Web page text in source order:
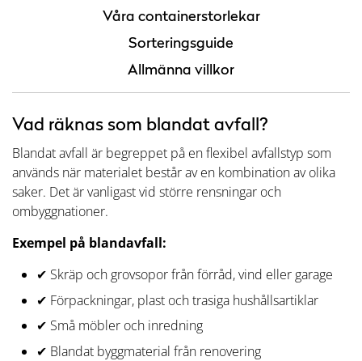
Våra containerstorlekar
Sorteringsguide
Allmänna villkor
Vad räknas som blandat avfall?
Blandat avfall är begreppet på en flexibel avfallstyp som
används när materialet består av en kombination av olika
saker. Det är vanligast vid större rensningar och
ombyggnationer.
Exempel på blandavfall:
✔ Skräp och grovsopor från förråd, vind eller garage
✔ Förpackningar, plast och trasiga hushållsartiklar
✔ Små möbler och inredning
✔ Blandat byggmaterial från renovering